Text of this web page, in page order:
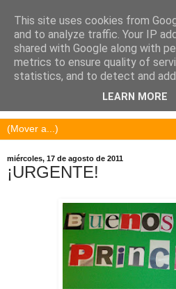
miércoles, 17 de agosto de 2011
¡URGENTE!
This site uses cookies from
and to analyze traffic. Your IP
shared with Google along with
metrics to ensure quality of
statistics, and to detect and
LEARN MORE